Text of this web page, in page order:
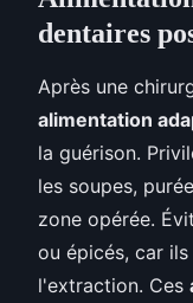
dentaires
Après une
alimentation
la guérison.
les soupes,
zone opérée.
ou épicés, car
l'extraction. Ces